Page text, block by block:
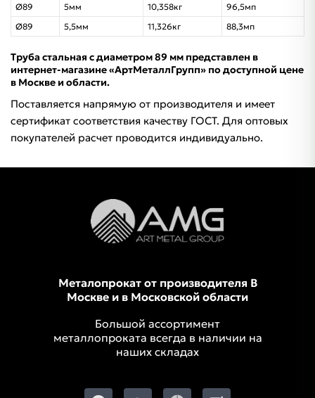
Ø89
5мм 10,358кг
96,5мп
Ø89
5,5мм 11,326кг 88,3мп
Труба стальная с диаметром 89 мм представлен в
интернет-магазине «АртМеталлГрупп» по доступной цене
в Москве и области.
Поставляется напрямую от производителя и имеет
сертификат соответствия качеству ГОСТ. Для оптовых
покупателей расчет проводится индивидуально.
Металопрокат от производителя В
Москве и в Московской области
Большой ассортимент
металлопроката всегда в наличии на
наших складах